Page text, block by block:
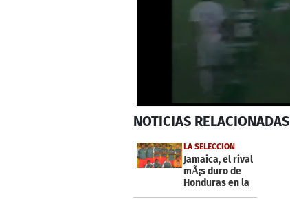
seconds
36
secondsVolume
0%
NOTICIAS RELACIONADAS
LA SELECCIÓN
Jamaica, el rival
mÃ¡s duro de
Honduras en la
Copa Oro